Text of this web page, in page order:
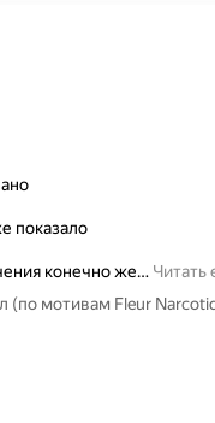
показало
конечно же… Читать
мотивам Fleur